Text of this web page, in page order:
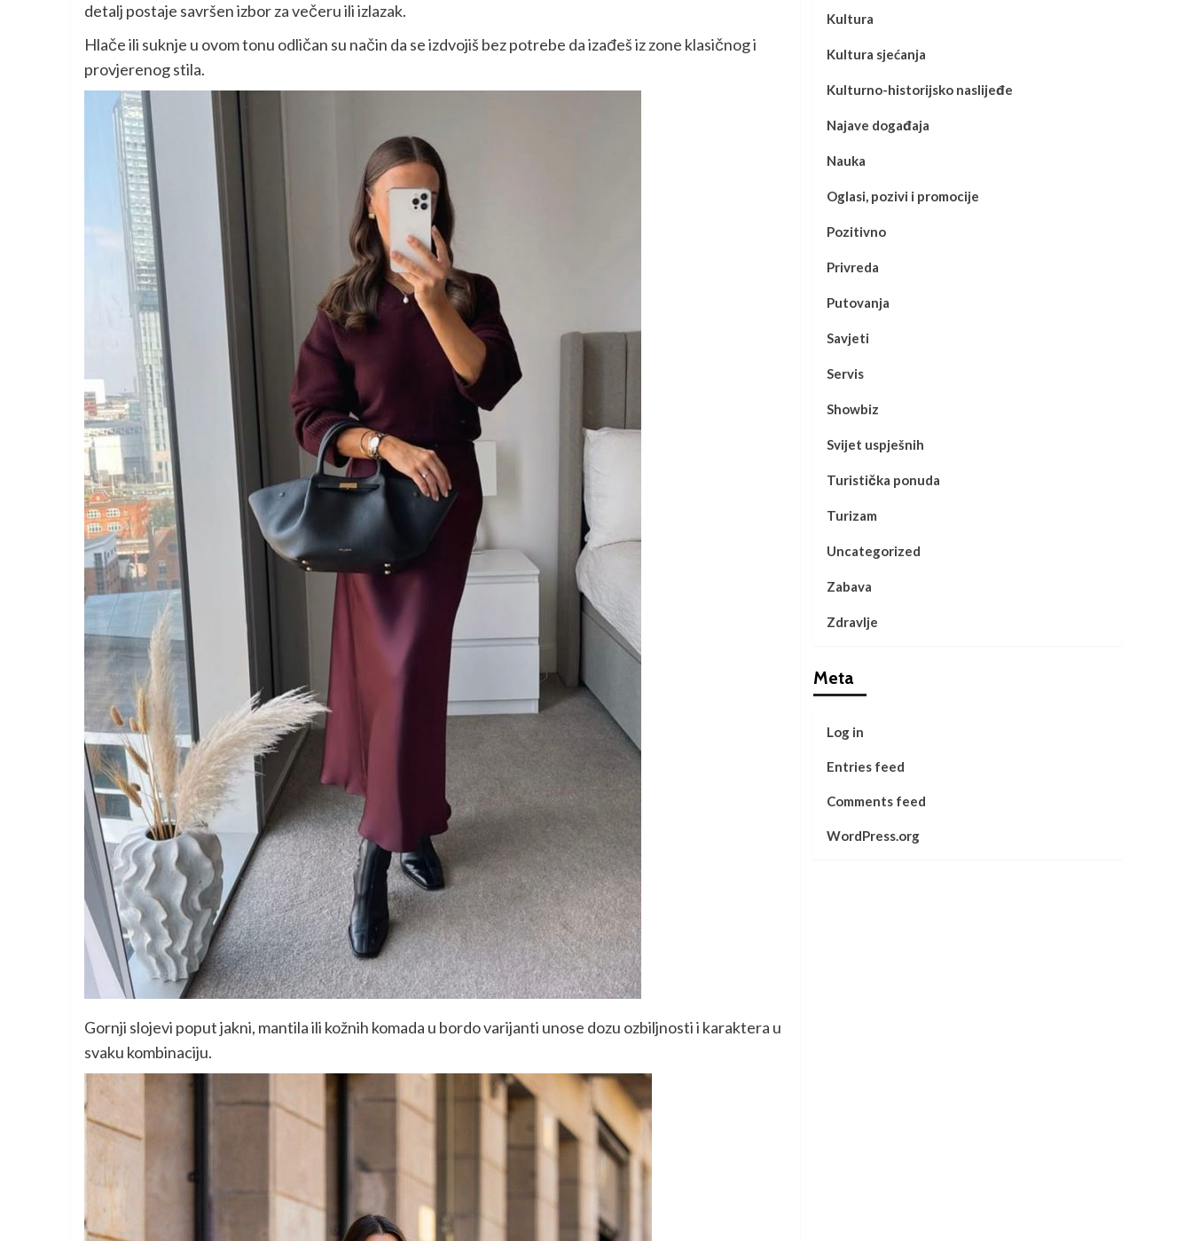
detalj postaje savršen izbor za večeru ili izlazak.
Hlače ili suknje u ovom tonu odličan su način da se izdvojiš bez potrebe da izađeš iz zone klasičnog i
provjerenog stila.
Gornji slojevi poput jakni, mantila ili kožnih komada u bordo varijanti unose dozu ozbiljnosti i karaktera u
svaku kombinaciju.
Kultura
Kultura sjećanja
Kulturno-historijsko naslijeđe
Najave događaja
Nauka
Oglasi, pozivi i promocije
Pozitivno
Privreda
Putovanja
Savjeti
Servis
Showbiz
Svijet uspješnih
Turistička ponuda
Turizam
Uncategorized
Zabava
Zdravlje
Meta
Log in
Entries feed
Comments feed
WordPress.org